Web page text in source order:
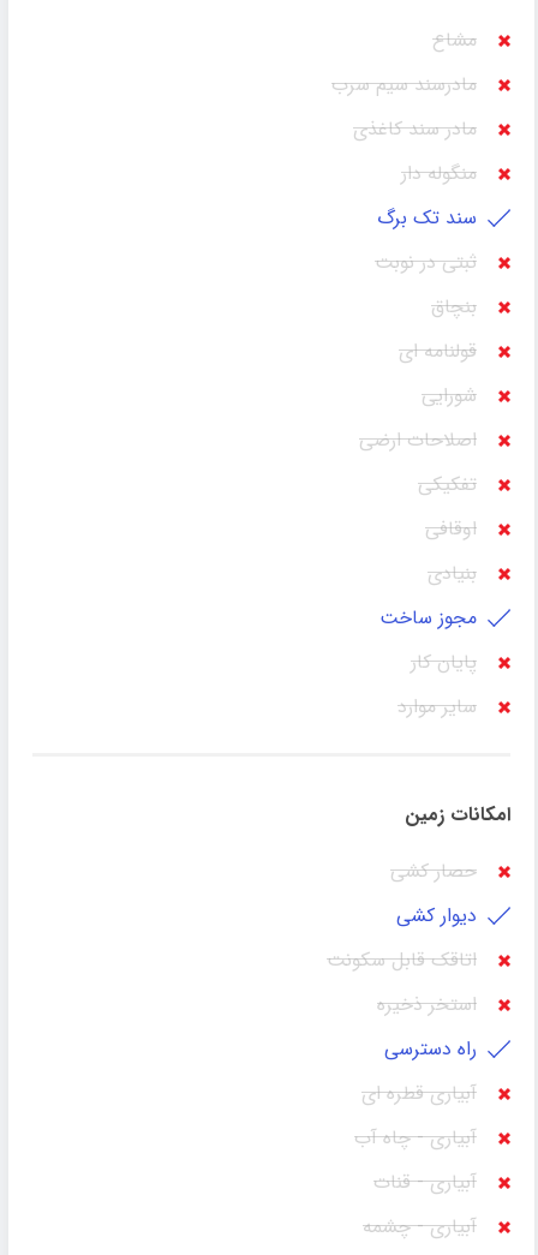
مشاع
مادرسند سیم سرب
مادر سند کاغذی
منگوله دار
سند تک برگ
ثبتی در نوبت
بنچاق
قولنامه ای
شورایی
اصلاحات ارضی
تفکیکی
اوقافی
بنیادی
مجوز ساخت
پایان کار
سایر موارد
امکانات زمین
حصار کشی
دیوار کشی
اتاقک قابل سکونت
استخر ذخیره
راه دسترسی
آبیاری قطره ای
آبیاری - چاه آب
آبیاری - قنات
آبیاری - چشمه